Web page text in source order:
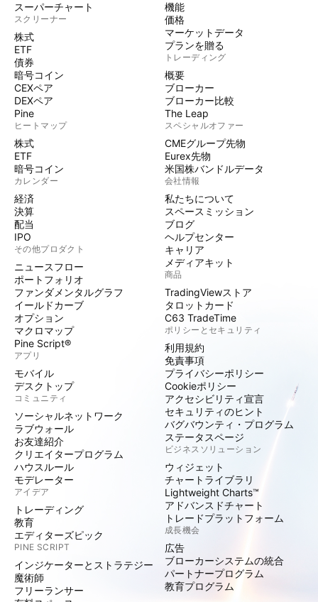
スーパーチャート
スクリーナー
株式
ETF
債券
暗号コイン
CEXペア
DEXペア
Pine
ヒートマップ
株式
ETF
暗号コイン
カレンダー
経済
決算
配当
IPO
その他プロダクト
ニュースフロー
ポートフォリオ
ファンダメンタルグラフ
イールドカーブ
オプション
マクロマップ
Pine Script®
アプリ
モバイル
デスクトップ
コミュニティ
ソーシャルネットワーク
ラブウォール
お友達紹介
クリエイタープログラム
ハウスルール
モデレーター
アイデア
トレーディング
教育
エディターズピック
PINE SCRIPT
インジケーターとストラテジー
魔術師
フリーランサー
機能
価格
マーケットデータ
プランを贈る
トレーディング
概要
ブローカー
ブローカー比較
The Leap
スペシャルオファー
CMEグループ先物
Eurex先物
米国株バンドルデータ
会社情報
私たちについて
スペースミッション
ブログ
ヘルプセンター
キャリア
メディアキット
商品
TradingViewストア
タロットカード
C63 TradeTime
ポリシーとセキュリティ
利用規約
免責事項
プライバシーポリシー
Cookieポリシー
アクセシビリティ宣言
セキュリティのヒント
バグバウンティ・プログラム
ステータスページ
ビジネスソリューション
ウィジェット
チャートライブラリ
Lightweight Charts™
アドバンスドチャート
トレードプラットフォーム
成長機会
広告
ブローカーシステムの統合
パートナープログラム
教育プログラム